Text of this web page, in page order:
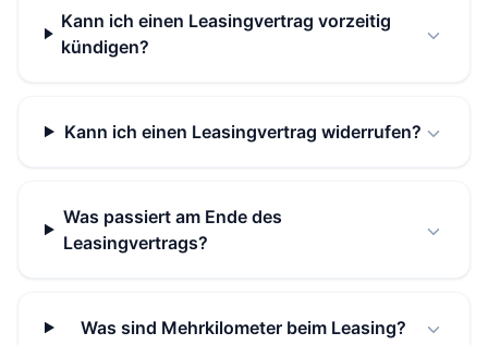
Kann ich einen Leasingvertrag vorzeitig
kündigen?
Kann ich einen Leasingvertrag widerrufen?
Was passiert am Ende des
Leasingvertrags?
Was sind Mehrkilometer beim Leasing?